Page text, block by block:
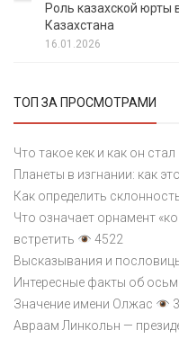
Роль казахской юрты
Казахстана
16.01.2026
ТОП ЗА ПРОСМОТРАМИ
Что такое кек и как он
Планеты в изгнании: как
Как определить
Что означает орнамент
встретить
4522
Высказывания и
Интересные факты об
Значение имени Олжас
Авраам Линкольн —